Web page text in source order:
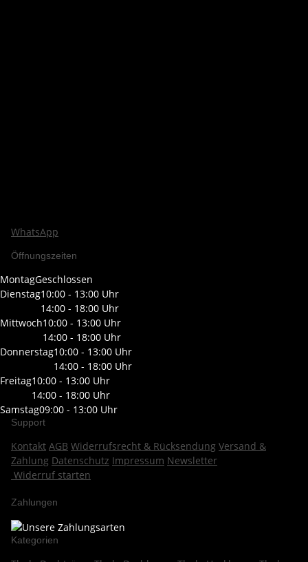
WhatsApp
Öffnungszeiten
MontagGeschlossen
Dienstag10:00 - 13:00 Uhr
14:00 - 18:00 Uhr
Mittwoch10:00 - 13:00 Uhr
14:00 - 18:00 Uhr
Donnerstag10:00 - 13:00 Uhr
14:00 - 18:00 Uhr
Freitag10:00 - 13:00 Uhr
14:00 - 18:00 Uhr
Samstag09:00 - 13:00 Uhr
Support
Kontakt AGB Widerrufsrecht & Rücksendung Versand &
Zahlung Datenschutz Impressum Newsletter
Widerruf starten
Zahlungen
Kategorien